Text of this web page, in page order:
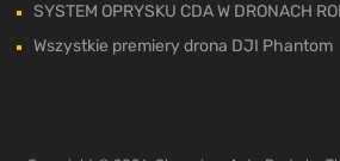
SYSTEM OPRYSKU CDA W DRONACH
Wszystkie premiery drona DJI Phantom